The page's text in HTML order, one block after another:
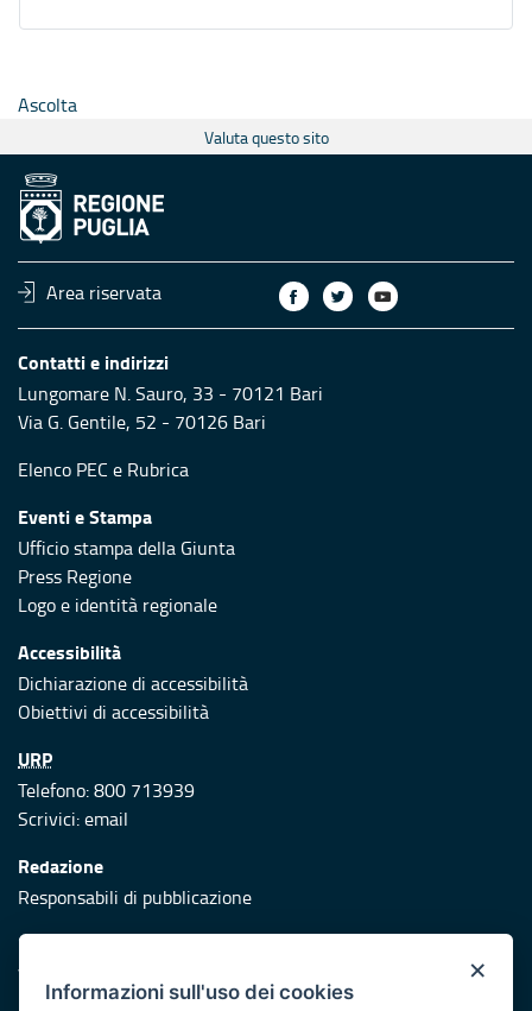
Ascolta
Valuta questo sito
Area riservata
Contatti e indirizzi
Lungomare N. Sauro, 33 - 70121 Bari
Via G. Gentile, 52 - 70126 Bari
Elenco PEC e Rubrica
Eventi e Stampa
Ufficio stampa della Giunta
Press Regione
Logo e identità regionale
Accessibilità
Dichiarazione di accessibilità
Obiettivi di accessibilità
URP
Telefono: 800 713939
Scrivici:email
Redazione
Responsabili di pubblicazione
Protezione civile
Vai al sito di Protezione Civile Puglia
×
Informazioni sull'uso dei cookies